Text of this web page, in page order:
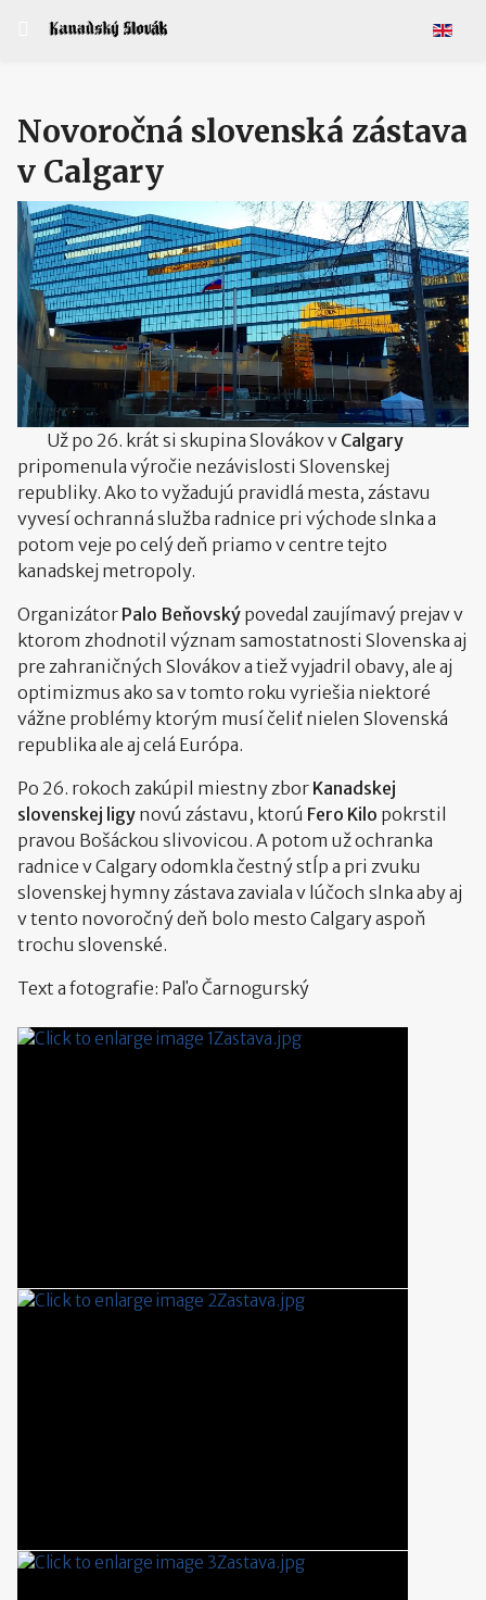
Vyberte
Novoročná slovenská zástava
v Calgary
Už po 26. krát si skupina Slovákov v Calgary
pripomenula výročie nezávislosti Slovenskej
republiky. Ako to vyžadujú pravidlá mesta, zástavu
vyvesí ochranná služba radnice pri východe slnka a
potom veje po celý deň priamo v centre tejto
kanadskej metropoly.
Organizátor Palo Beňovský povedal zaujímavý prejav v
ktorom zhodnotil význam samostatnosti Slovenska aj
pre zahraničných Slovákov a tiež vyjadril obavy, ale aj
optimizmus ako sa v tomto roku vyriešia niektoré
vážne problémy ktorým musí čeliť nielen Slovenská
republika ale aj celá Európa.
Po 26. rokoch zakúpil miestny zbor Kanadskej
slovenskej ligy novú zástavu, ktorú Fero Kilo pokrstil
pravou Bošáckou slivovicou. A potom už ochranka
radnice v Calgary odomkla čestný stĺp a pri zvuku
slovenskej hymny zástava zaviala v lúčoch slnka aby aj
v tento novoročný deň bolo mesto Calgary aspoň
trochu slovenské.
Text a fotografie: Paľo Čarnogurský